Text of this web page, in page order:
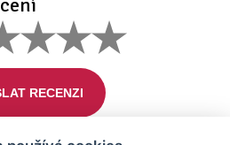
RECENZI